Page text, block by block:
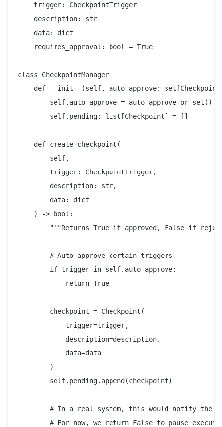
    trigger: CheckpointTrigger
    description: str
    data: dict
    requires_approval: bool = True
class CheckpointManager:
def __init__(self, auto_approve:
        self.auto_approve = auto_approve or set()
        self.pending: list[Checkpoint] = []
    def create_checkpoint(
        self,
        trigger: CheckpointTrigger,
        description: str,
        data: dict
    ) -> bool:
"""Returns True if approved, False if
        # Auto-approve certain triggers
        if trigger in self.auto_approve:
            return True
        checkpoint = Checkpoint(
            trigger=trigger,
            description=description,
            data=data
        )
        self.pending.append(checkpoint)
# In a real system, this would notify the
# For now, we return False to pause